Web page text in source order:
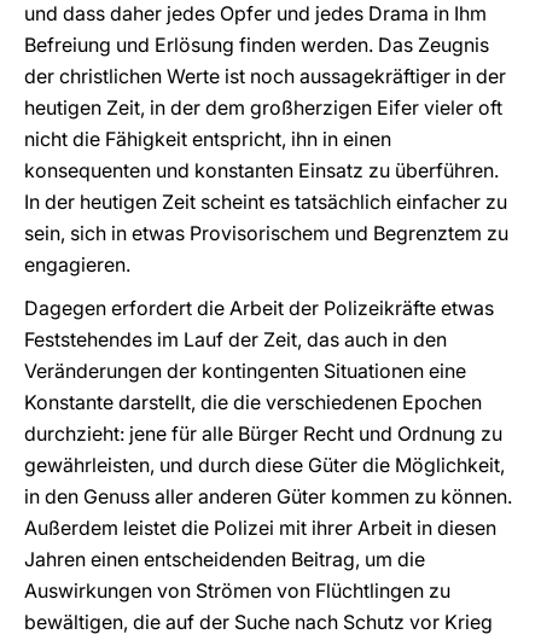
und dass daher jedes Opfer und jedes Drama in Ihm
Befreiung und Erlösung finden werden. Das Zeugnis
der christlichen Werte ist noch aussagekräftiger in der
heutigen Zeit, in der dem großherzigen Eifer vieler oft
nicht die Fähigkeit entspricht, ihn in einen
konsequenten und konstanten Einsatz zu überführen.
In der heutigen Zeit scheint es tatsächlich einfacher zu
sein, sich in etwas Provisorischem und Begrenztem zu
engagieren.
Dagegen erfordert die Arbeit der Polizeikräfte etwas
Feststehendes im Lauf der Zeit, das auch in den
Veränderungen der kontingenten Situationen eine
Konstante darstellt, die die verschiedenen Epochen
durchzieht: jene für alle Bürger Recht und Ordnung zu
gewährleisten, und durch diese Güter die Möglichkeit,
in den Genuss aller anderen Güter kommen zu können.
Außerdem leistet die Polizei mit ihrer Arbeit in diesen
Jahren einen entscheidenden Beitrag, um die
Auswirkungen von Strömen von Flüchtlingen zu
bewältigen, die auf der Suche nach Schutz vor Krieg